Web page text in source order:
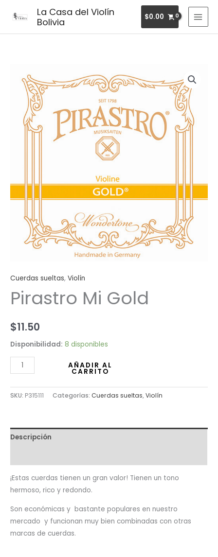
La Casa del Violín
Bolivia
$0.00
Cuerdas sueltas,Violín
Pirastro Mi Gold
$11.50
Disponibilidad: 8 disponibles
cantidad
AÑADIR AL
CARRITO
SKU: P315111 Categorías:Cuerdas sueltas,Violín
Descripción
¡Estas cuerdas tienen un gran valor! Tienen un tono
hermoso, rico y redondo.
Son económicas y bastante populares en nuestro
mercado y funcionan muy bien combinadas con otras
marcas de cuerdas.